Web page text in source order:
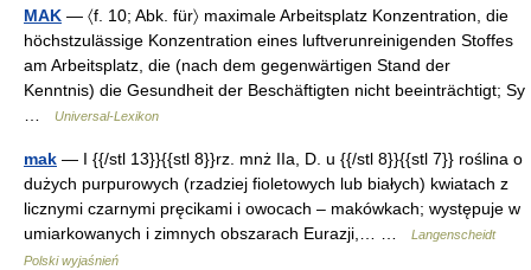
MAK — 〈f. 10; Abk. für〉 maximale Arbeitsplatz Konzentration, die
höchstzulässige Konzentration eines luftverunreinigenden Stoffes
am Arbeitsplatz, die (nach dem gegenwärtigen Stand der
Kenntnis) die Gesundheit der Beschäftigten nicht beeinträchtigt; Sy
…
Universal-Lexikon
mak — I {{/stl 13}}{{stl 8}}rz. mnż IIa, D. u {{/stl 8}}{{stl 7}} roślina o
dużych purpurowych (rzadziej fioletowych lub białych) kwiatach z
licznymi czarnymi pręcikami i owocach – makówkach; występuje w
umiarkowanych i zimnych obszarach Eurazji,… …
Langenscheidt
Polski wyjaśnień